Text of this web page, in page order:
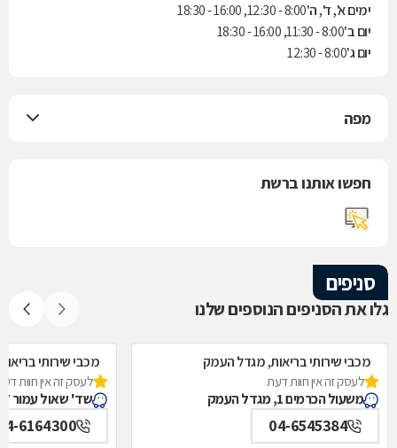
ימים א', ד', ה'8:00 - 12:30, 16:00 - 18:30
יום ב'8:00 - 11:30, 16:00 - 18:30
יום ג'8:00 - 12:30
מפה
חפשו אותנו ברשת
סניפים
גלו את הסניפים הנוספים שלנו
מכבי שירותי בריאות, מגדל העמק
לעסק זה אין חוות דעת
משעול הכרמים 1, מגדל העמק
04-6545384
מכבי שירותי
לעסק זה אין חוות
שד' שאול עמור 77, מגדל העמק
6164300